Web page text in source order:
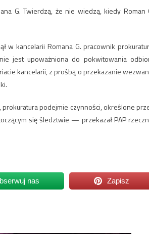
G. Twierdzą, że nie wiedzą, kiedy Roman
kancelarii Romana G. pracownik
jest upoważniona do pokwitowania
kancelarii, z prośbą o przekazanie
prokuratura podejmie czynności, określone
się śledztwie — przekazał PAP
nas Zapisz